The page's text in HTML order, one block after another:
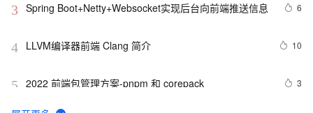
3 Spring Boot+Netty+Websocket实现后台向前端推送信息 6
4 LLVM编译器前端 Clang 简介 10
5 2022 前端包管理方案-pnpm 和 corepack 3